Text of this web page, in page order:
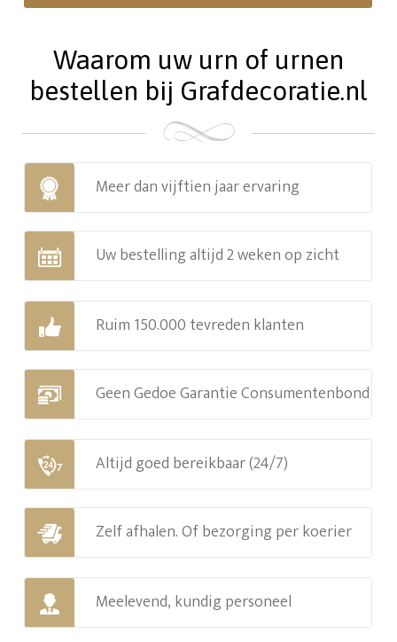
Waarom uw urn of urnen
bestellen bij Grafdecoratie.nl
Meer dan vijftien jaar ervaring
Uw bestelling altijd 2 weken op zicht
Ruim 150.000 tevreden klanten
Geen Gedoe Garantie Consumentenbond
Altijd goed bereikbaar (24/7)
Zelf afhalen. Of bezorging per koerier
Meelevend, kundig personeel